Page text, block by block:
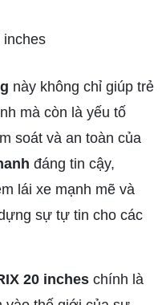
inches
này không chỉ giúp trẻ
mà còn là yếu tố
soát và an toàn của
đáng tin cậy,
lái xe mạnh mẽ và
sự tự tin cho các
20 inches chính là